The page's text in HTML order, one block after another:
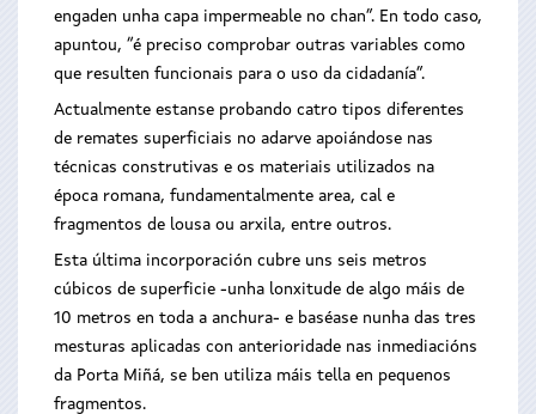
engaden unha capa impermeable no chan”. En todo caso,
apuntou, “é preciso comprobar outras variables como
que resulten funcionais para o uso da cidadanía”.
Actualmente estanse probando catro tipos diferentes
de remates superficiais no adarve apoiándose nas
técnicas construtivas e os materiais utilizados na
época romana, fundamentalmente area, cal e
fragmentos de lousa ou arxila, entre outros.
Esta última incorporación cubre uns seis metros
cúbicos de superficie -unha lonxitude de algo máis de
10 metros en toda a anchura- e baséase nunha das tres
mesturas aplicadas con anterioridade nas inmediacións
da Porta Miñá, se ben utiliza máis tella en pequenos
fragmentos.